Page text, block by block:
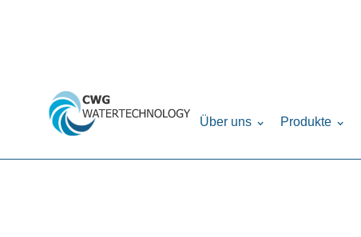
Über uns Produkte
Home